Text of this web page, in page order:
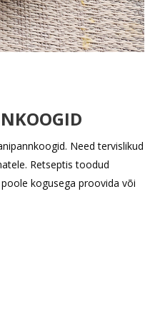
Need tervislikud
Retseptis toodud
kogusega proovida või